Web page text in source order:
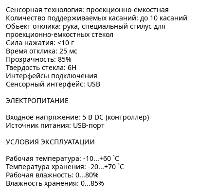
Сенсорная технология: проекционно-ёмкостная
Количество поддерживаемых касаний: до 10 касаний
Объект отклика: рука, специальный стилус для
проекционно-емкостных стекол
Сила нажатия: <10 г
Время отклика: 25 мс
Прозрачность: 85%
Твёрдость стекла: 6H
Интерфейсы подключения
Сенсорный интерфейс: USB
ЭЛЕКТРОПИТАНИЕ
Входное напряжение: 5 В DC (контроллер)
Источник питания: USB-порт
УСЛОВИЯ ЭКСПЛУАТАЦИИ
Рабочая температура: -10...+60 `C
Температура хранения: -20...+70 `C
Рабочая влажность: 0...80%
Влажность хранения: 0...85%